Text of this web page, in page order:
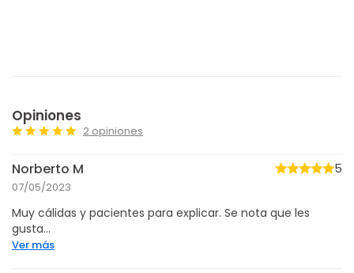
Opiniones
2 opiniones
Norberto M
07/05/2023
5
Muy cálidas y pacientes para explicar. Se nota que les
gusta...
Ver más